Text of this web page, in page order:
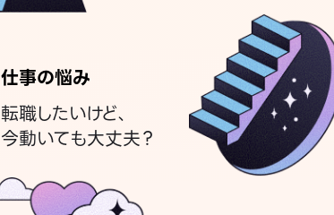
仕事の悩み
転職したいけど、
今動いても大丈夫？